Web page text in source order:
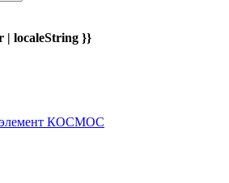
| localeString }}
элемент КОСМОС